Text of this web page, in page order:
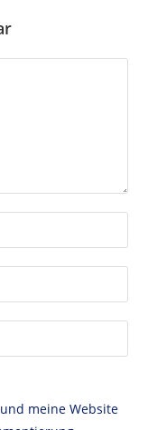
meine Website